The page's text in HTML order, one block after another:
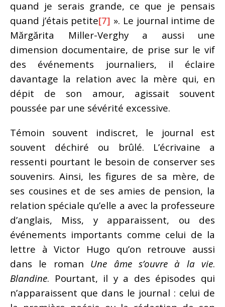
quand je serais grande, ce que je pensais
quand j’étais petite[7] ». Le journal intime de
Mărgărita Miller-Verghy a aussi une
dimension documentaire, de prise sur le vif
des événements journaliers, il éclaire
davantage la relation avec la mère qui, en
dépit de son amour, agissait souvent
poussée par une sévérité excessive.
Témoin souvent indiscret, le journal est
souvent déchiré ou brûlé. L’écrivaine a
ressenti pourtant le besoin de conserver ses
souvenirs. Ainsi, les figures de sa mère, de
ses cousines et de ses amies de pension, la
relation spéciale qu’elle a avec la professeure
d’anglais, Miss, y apparaissent, ou des
événements importants comme celui de la
lettre à Victor Hugo qu’on retrouve aussi
dans le roman Une âme s’ouvre à la vie.
Blandine. Pourtant, il y a des épisodes qui
n’apparaissent que dans le journal : celui de